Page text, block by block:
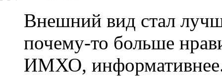
Внешний вид стал
почему-то больше
ИМХО,